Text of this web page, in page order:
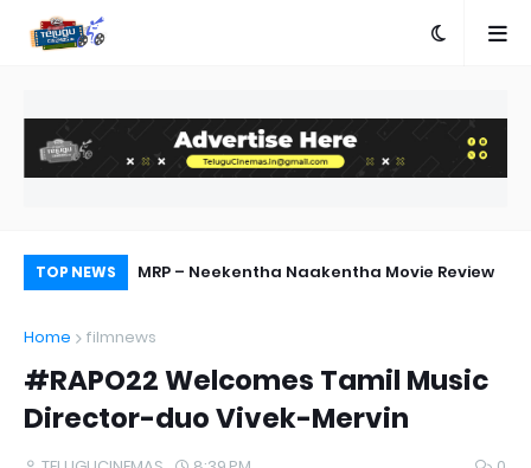
TOP NEWS
Rishi MRP – Neekentha Naakentha Movie Review
Home
filmnews
#RAPO22 Welcomes Tamil Music
Director-duo Vivek-Mervin